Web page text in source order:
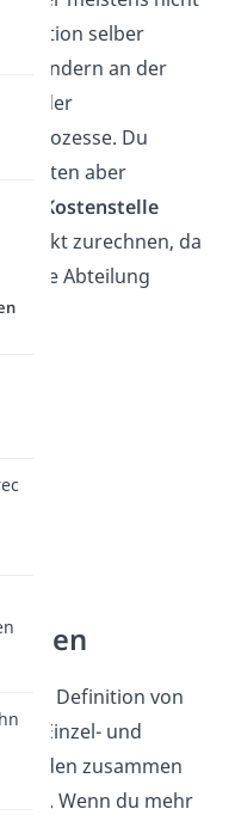
selber
sondern an der
der
Du
Kosten aber
Kostenstelle
direkt zurechnen, da
diese Abteilung
die Definition von
Die Einzel- und
bilden zusammen
Wenn du mehr